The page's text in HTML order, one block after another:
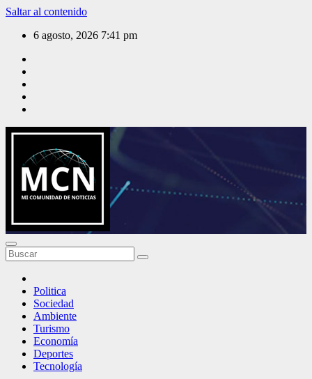
Saltar al contenido
6 agosto, 2026 7:41 pm
Mi Comunidad de Noticias
Politica
Sociedad
Ambiente
Turismo
Economía
Deportes
Tecnología